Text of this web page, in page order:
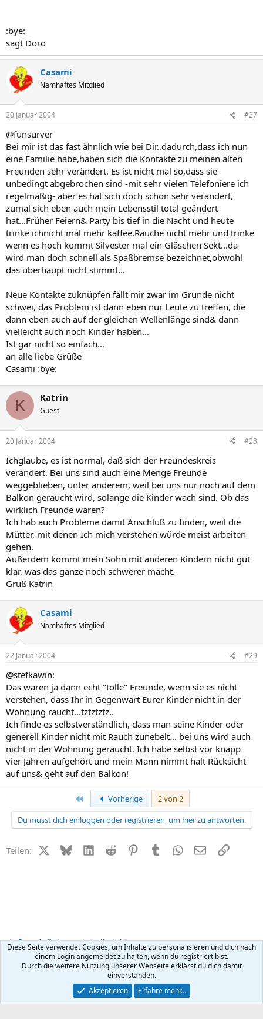
:bye:
sagt Doro
Casami
Namhaftes Mitglied
20 Januar 2004 #27
@funsurver
Bei mir ist das fast ähnlich wie bei Dir..dadurch,dass ich nun
eine Familie habe,haben sich die Kontakte zu meinen alten
Freunden sehr verändert. Es ist nicht mal so,dass sie
unbedingt abgebrochen sind -mit sehr vielen Telefoniere ich
regelmäßig- aber es hat sich doch schon sehr verändert,
zumal sich eben auch mein Lebensstil total geändert
hat...Früher Feiern& Party bis tief in die Nacht und heute
trinke ichnicht mal mehr kaffee,Rauche nicht mehr und trinke
wenn es hoch kommt Silvester mal ein Gläschen Sekt...da
wird man doch schnell als Spaßbremse bezeichnet,obwohl
das überhaupt nicht stimmt...
Neue Kontakte zuknüpfen fällt mir zwar im Grunde nicht
schwer, das Problem ist dann eben nur Leute zu treffen, die
dann eben auch auf der gleichen Wellenlänge sind& dann
vielleicht auch noch Kinder haben...
Ist gar nicht so einfach...
an alle liebe Grüße
Casami :bye:
K Katrin
Guest
20 Januar 2004 #28
Ichglaube, es ist normal, daß sich der Freundeskreis
verändert. Bei uns sind auch eine Menge Freunde
weggeblieben, unter anderem, weil bei uns nur noch auf dem
Balkon geraucht wird, solange die Kinder wach sind. Ob das
wirklich Freunde waren?
Ich hab auch Probleme damit Anschluß zu finden, weil die
Mütter, mit denen Ich mich verstehen würde meist arbeiten
gehen.
Außerdem kommt mein Sohn mit anderen Kindern nicht gut
klar, was das ganze noch schwerer macht.
Gruß Katrin
Casami
Namhaftes Mitglied
22 Januar 2004 #29
@stefkawin:
Das waren ja dann echt "tolle" Freunde, wenn sie es nicht
verstehen, dass Ihr in Gegenwart Eurer Kinder nicht in der
Wohnung raucht...tztztztz..
Ich finde es selbstverständlich, dass man seine Kinder oder
generell Kinder nicht mit Rauch zunebelt... bei uns wird auch
nicht in der Wohnung geraucht. Ich habe selbst vor knapp
vier Jahren aufgehört und mein Mann nimmt halt Rücksicht
auf uns& geht auf den Balkon!
Erste Vorherige
2 von 2
Du musst dich einloggen oder registrieren, um hier zu antworten.
Teilen: X (Twitter)
BlueskyLinkedIn
Reddit PinterestTumblr WhatsApp
E-MailLink
Freunde finden + private Kontakte
Kontakt Nutzungsbedingungen Datenschutz Hilfe
R
Community platform by XenForo ® © 2010-2026 XenForo Ltd.
Diese Seite verwendet Cookies, um Inhalte zu personalisieren und dich nach
einem Login angemeldet zu halten, wenn du registriert bist.
Durch die weitere Nutzung unserer Webseite erklärst du dich damit
einverstanden.
Akzeptieren
Erfahre mehr…